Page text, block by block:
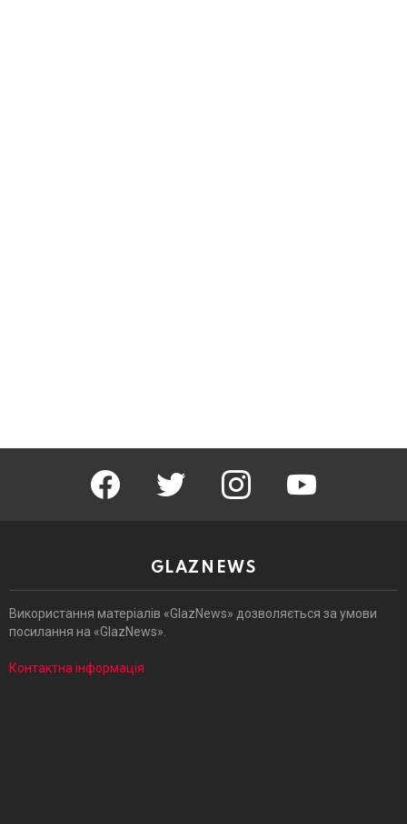
facebook twitter instagram youtube
GLAZNEWS
Використання матеріалів «GlazNews» дозволяється за умови
посилання на «GlazNews».
Контактна інформація